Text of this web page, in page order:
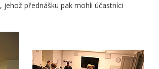
jehož přednášku pak mohli účastníci